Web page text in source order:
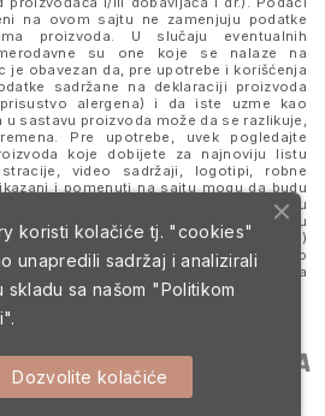
na ovom sajtu ne zamenjuju podatke
proizvoda. U slučaju eventualnih
su one koje se nalaze na
je obavezan da, pre upotrebe i korišćenja
sadržane na deklaraciji proizvoda
alergena) i da iste uzme kao
sastavu proizvoda može da se razlikuje,
Pre upotrebe, uvek pogledajte
koje dobijete za najnoviju listu
video sadržaji, logotipi, robne
i pomenuti na sajtu mogu da budu
kompanija. Proizvodi prikazani na sajtu
poručivanje i ne podrazumeva se da su
Sve cene su izražene u dinarima (RSD)
je poručivanje omogućeno isključivo
upotrebom ovog sajta slažete se sa
korišćenja i prodaje.
koristi kolačiće tj. "cookies"
unapredili sadržaj i analizirali
skladu sa našom "Politikom
Dozvolite kolačiće